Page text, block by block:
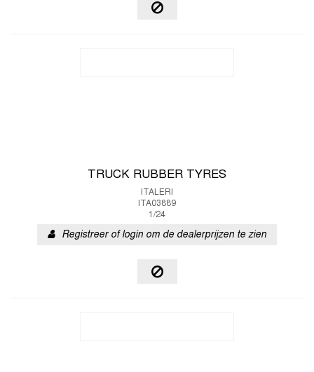
TRUCK RUBBER TYRES
ITALERI
ITA03889
1/24
Registreer of login om de dealerprijzen te zien